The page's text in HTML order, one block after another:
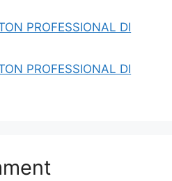
PROFESSIONAL DI
PROFESSIONAL DI